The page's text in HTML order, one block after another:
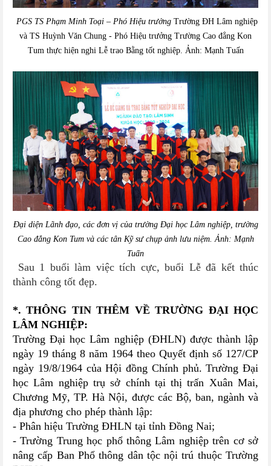
PGS TS Phạm Minh Toại – Phó Hiệu trưởng Trường ĐH Lâm nghiệp
và TS Huỳnh Văn Chung - Phó Hiệu trưởng Trường Cao đẳng Kon
Tum thực hiện nghi Lễ trao Bằng tốt nghiệp. Ảnh: Mạnh Tuấn
Đại diện Lãnh đạo, các đơn vị củatrường Đại học Lâm nghiệp, trường
Cao đẳng Kon Tum và các tân Kỹ sưchụp ảnh lưu niệm. Ảnh: Mạnh
Tuấn
Sau 1 buổi làm việc tích cực, buổi Lễ đã kết thúc
thành công tốt đẹp.
*. THÔNG TIN THÊM VỀ TRƯỜNG ĐẠI HỌC
LÂM NGHIỆP:
Trường Đại học Lâm nghiệp (ĐHLN) được thành lập
ngày 19 tháng 8 năm 1964 theo Quyết định số 127/CP
ngày 19/8/1964 của Hội đồng Chính phủ.Trường Đại
học Lâm nghiệp trụ sở chính tại thị trấn Xuân Mai,
Chương Mỹ, TP. Hà Nội, được các Bộ, ban, ngành và
địa phương cho phép thành lập:
- Phân hiệu Trường ĐHLN tại tỉnh Đồng Nai;
- Trường Trung học phổ thông Lâm nghiệp trên cơ sở
nâng cấp Ban Phổ thông dân tộc nội trú thuộc Trường